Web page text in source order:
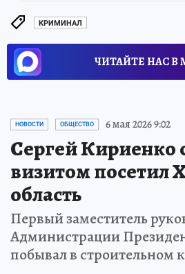
КРИМИНАЛ
ЧИТАЙТЕ НАС В
НОВОСТИ ОБЩЕСТВО 6 мая 2026 9:02
Сергей Кириенко
визитом посетил
область
Первый заместитель
Администрации
побывал в строительном